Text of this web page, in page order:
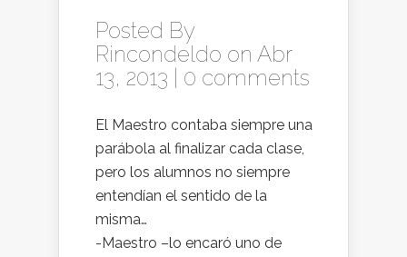
Posted By
Rincondeldo on Abr
13, 2013 | 0 comments
El Maestro contaba siempre una
parábola al finalizar cada clase,
pero los alumnos no siempre
entendían el sentido de la
misma…
-Maestro –lo encaró uno de